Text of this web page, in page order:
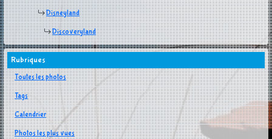
Disneyland
Discoveryland
Rubriques
Toutes les photos
Tags
Calendrier
Photos les plus vues